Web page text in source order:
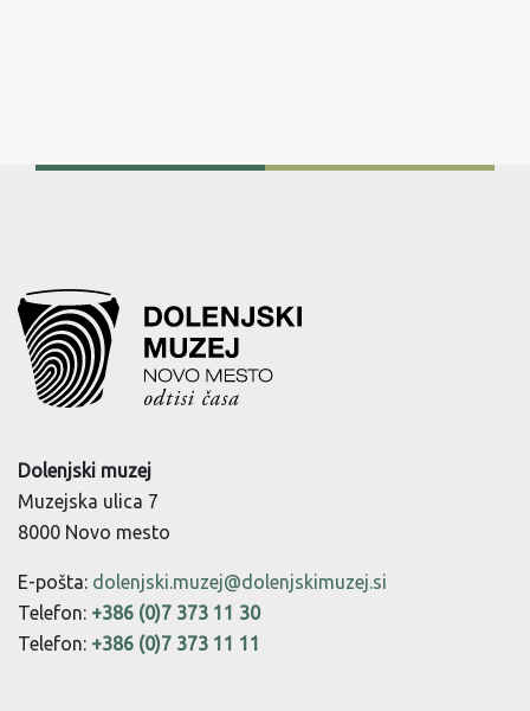
Dolenjski muzej
Muzejska ulica 7
8000 Novo mesto
E-pošta: dolenjski.muzej@dolenjskimuzej.si
Telefon: +386 (0)7 373 11 30
Telefon: +386 (0)7 373 11 11